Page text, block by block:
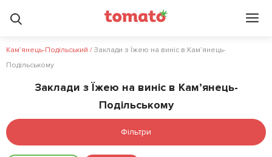
Кам’янець-Подільський / Заклади з Їжею на виніс в Кам’янець-
Подільському
Заклади з Їжею на виніс в Кам’янець-
Подільському
Фільтри